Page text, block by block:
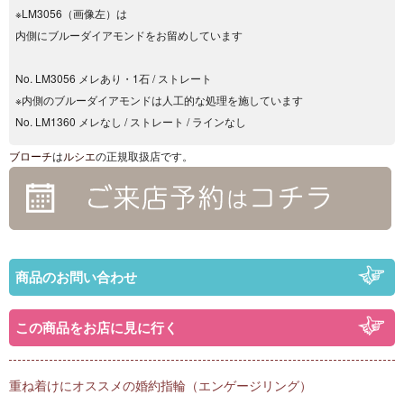
※LM3056（画像左）は
内側にブルーダイアモンドをお留めしています
No. LM3056 メレあり・1石 / ストレート
※内側のブルーダイアモンドは人工的な処理を施しています
No. LM1360 メレなし / ストレート / ラインなし
ブローチはルシエの正規取扱店です。
商品のお問い合わせ
この商品をお店に見に行く
重ね着けにオススメの婚約指輪（エンゲージリング）